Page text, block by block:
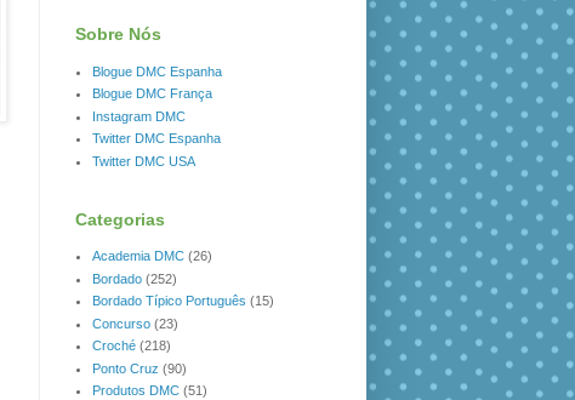
Sobre Nós
Blogue DMC Espanha
Blogue DMC França
Instagram DMC
Twitter DMC Espanha
Twitter DMC USA
Categorias
Academia DMC (26)
Bordado (252)
Bordado Típico Português (15)
Concurso (23)
Croché (218)
Ponto Cruz (90)
Produtos DMC (51)